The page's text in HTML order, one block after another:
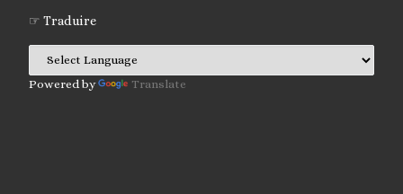
☞ Traduire
Powered by Translate